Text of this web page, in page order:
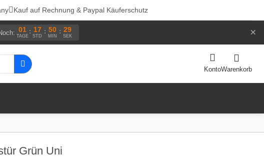
Kauf auf Rechnung & Paypal Käuferschutz
01
TAGE
: 17
STD
: 50
MIN
: 29
SEK ×
KontoWarenkorb
Grün Uni